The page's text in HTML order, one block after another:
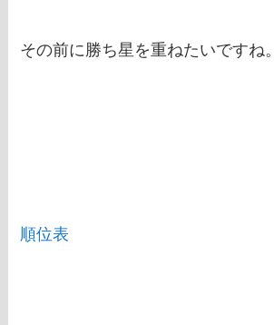
その前に勝ち星を重ねたいですね。
順位表